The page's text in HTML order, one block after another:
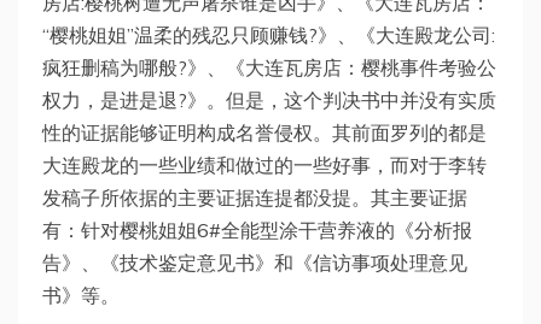
“樱桃姐姐”温柔的残忍只顾赚钱?》、《大连殿龙公司:
疯狂删稿为哪般?》、《大连瓦房店：樱桃事件考验公
权力，是进是退?》。但是，这个判决书中并没有实质
性的证据能够证明构成名誉侵权。其前面罗列的都是
大连殿龙的一些业绩和做过的一些好事，而对于李转
发稿子所依据的主要证据连提都没提。其主要证据
有：针对樱桃姐姐6#全能型涂干营养液的《分析报
告》、《技术鉴定意见书》和《信访事项处理意见
书》等。